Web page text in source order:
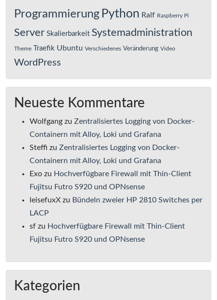
Programmierung Python Ralf Raspberry Pi
Server Skalierbarkeit Systemadministration
Theme Traefik Ubuntu Verschiedenes Veränderung Video
WordPress
Neueste Kommentare
Wolfgang zu Zentralisiertes Logging von Docker-
Containern mit Alloy, Loki und Grafana
Steffi zu Zentralisiertes Logging von Docker-
Containern mit Alloy, Loki und Grafana
Exo zu Hochverfügbare Firewall mit Thin-Client
Fujitsu Futro S920 und OPNsense
leisefuxX zu Bündeln zweier HP 2810 Switches per
LACP
sf zu Hochverfügbare Firewall mit Thin-Client
Fujitsu Futro S920 und OPNsense
Kategorien